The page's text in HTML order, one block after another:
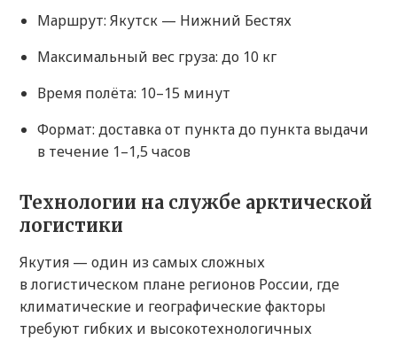
Маршрут: Якутск — Нижний Бестях
Максимальный вес груза: до 10 кг
Время полёта: 10–15 минут
Формат: доставка от пункта до пункта выдачи
в течение 1–1,5 часов
Технологии на службе арктической
логистики
Якутия — один из самых сложных
в логистическом плане регионов России, где
климатические и географические факторы
требуют гибких и высокотехнологичных